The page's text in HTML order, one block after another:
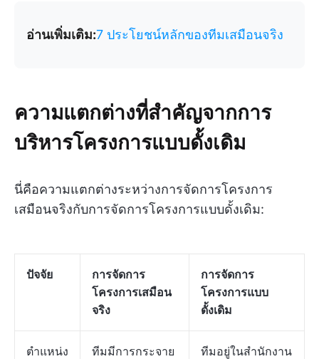
อ่านเพิ่มเติม:7 ประโยชน์หลักของทีมเสมือนจริง
ความแตกต่างที่สำคัญจากการ
บริหารโครงการแบบดั้งเดิม
นี่คือความแตกต่างระหว่างการจัดการโครงการ
เสมือนจริงกับการจัดการโครงการแบบดั้งเดิม:
ปัจจัย
การจัดการ
โครงการเสมือน
จริง
การจัดการ
โครงการแบบ
ดั้งเดิม
ตำแหน่ง
ทีมมีการกระจาย
ทีมอยู่ในสำนักงาน